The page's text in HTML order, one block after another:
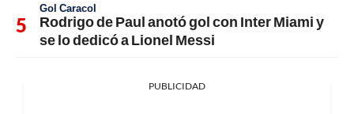
Gol Caracol
Rodrigo de Paul anotó gol con Inter Miami y
se lo dedicó a Lionel Messi
PUBLICIDAD